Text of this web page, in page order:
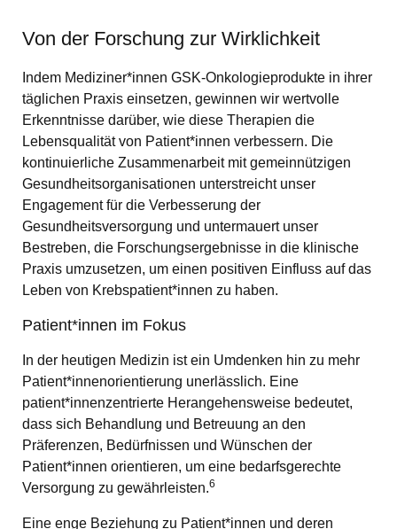
Von der Forschung zur Wirklichkeit
Indem Mediziner*innen GSK-Onkologieprodukte in ihrer
täglichen Praxis einsetzen, gewinnen wir wertvolle
Erkenntnisse darüber, wie diese Therapien die
Lebensqualität von Patient*innen verbessern. Die
kontinuierliche Zusammenarbeit mit gemeinnützigen
Gesundheitsorganisationen unterstreicht unser
Engagement für die Verbesserung der
Gesundheitsversorgung und untermauert unser
Bestreben, die Forschungsergebnisse in die klinische
Praxis umzusetzen, um einen positiven Einfluss auf das
Leben von Krebspatient*innen zu haben.
Patient*innen im Fokus
In der heutigen Medizin ist ein Umdenken hin zu mehr
Patient*innenorientierung unerlässlich. Eine
patient*innenzentrierte Herangehensweise bedeutet,
dass sich Behandlung und Betreuung an den
Präferenzen, Bedürfnissen und Wünschen der
Patient*innen orientieren, um eine bedarfsgerechte
Versorgung zu gewährleisten.6
Eine enge Beziehung zu Patient*innen und deren